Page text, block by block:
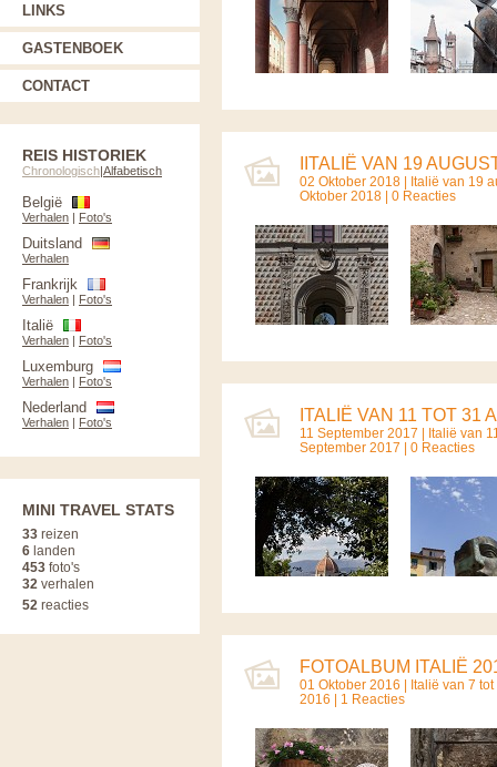
IITALIË VAN 19
02 Oktober 2018 | Italië van 19
Oktober 2018 | 0 Reacties
ITALIË VAN 11 TOT 31
11 September 2017 | Italië van
September 2017 | 0 Reacties
FOTOALBUM ITALIË
01 Oktober 2016 | Italië van 7
2016 | 1 Reacties
LINKS
GASTENBOEK
CONTACT
REIS HISTORIEK
Chronologisch|Alfabetisch
België
Verhalen | Foto's
Duitsland
Verhalen
Frankrijk
Verhalen | Foto's
Italië
Verhalen | Foto's
Luxemburg
Verhalen | Foto's
Nederland
Verhalen | Foto's
MINI TRAVEL STATS
33 reizen
6 landen
453 foto's
32 verhalen
52 reacties